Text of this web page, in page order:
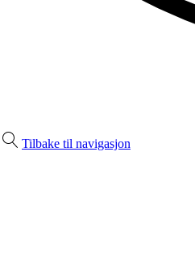
Tilbake til navigasjon